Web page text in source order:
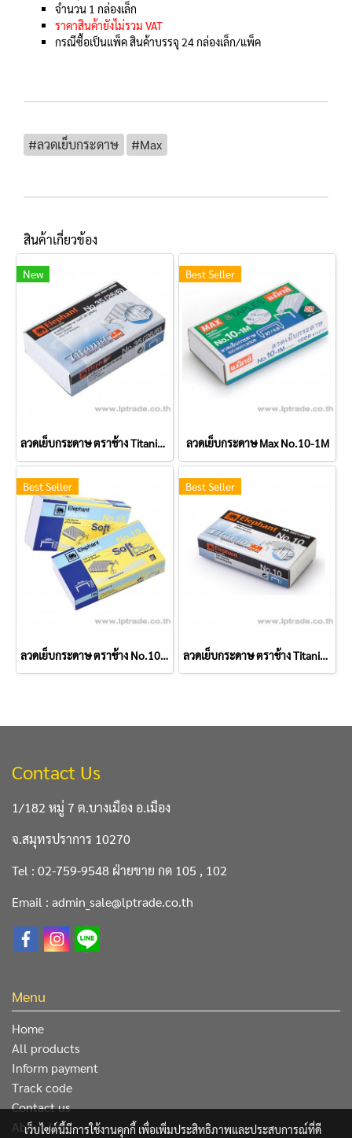
จำนวน 1 กล่องเล็ก
ราคาสินค้ายังไม่รวม VAT
กรณีซื้อเป็นแพ็ค สินค้าบรรจุ 24 กล่องเล็ก/แพ็ค
#ลวดเย็บกระดาษ #Max
สินค้าเกี่ยวข้อง
New
ลวดเย็บกระดาษ ตราช้าง Titania No.35
Best Seller
ลวดเย็บกระดาษ Max No.10-1M
Best Seller
ลวดเย็บกระดาษ ตราช้าง No.10 Soft Click
Best Seller
ลวดเย็บกระดาษ ตราช้าง Titania No.10
Contact Us
1/182 หมู่ 7 ต.บางเมือง อ.เมือง
จ.สมุทรปราการ 10270
Tel : 02-759-9548 ฝ่ายขาย กด 105 , 102
Email : admin_sale@lptrade.co.th
Menu
Home
All products
Inform payment
Track code
Contact us
About Us
เว็บไซต์นี้มีการใช้งานคุกกี้ เพื่อเพิ่มประสิทธิภาพและประสบการณ์ที่ดี